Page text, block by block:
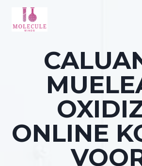
Overslaan
inhoud
ONLINE